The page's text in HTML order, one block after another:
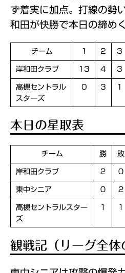
ず着実に加点。打線の勢
和田が快勝で本日の締め
チーム 1 2 3
岸和田クラブ 13 4 3
高槻セントラル
スターズ
0 3 1
本日の星取表
チーム 勝 敗
岸和田クラブ ２ ０
東中シニア ０ ２
高槻セントラルスター
ズ
１ １
観戦記（リーグ全体